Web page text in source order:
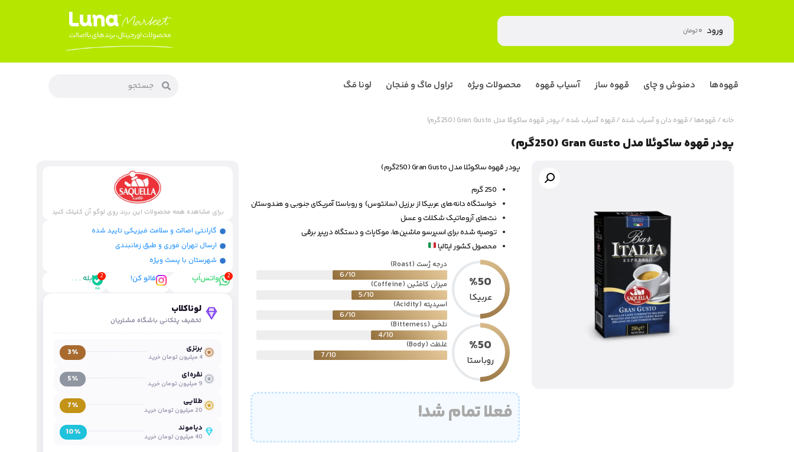
ورود ۰تومان
قهوه‌ها دمنوش و چای قهوه ساز آسیاب قهوه محصولات ویژه تراول ماگ و فنجان لونا مَگ
خانه/ قهوه‌ها /قهوه دان و آسیاب شده /قهوه آسیاب شده / پودر قهوه ساکوئلا مدل Gran Gusto (250گرم)
پودر قهوه ساکوئلا مدل Gran Gusto (250گرم)
پودر قهوه ساکوئلا مدل Gran Gusto (250گرم)
250 گرم
خواستگاه دانه‌های عربیکا از برزیل (سانتوس) و روباستا آمریکای جنوبی و هندوستان
نت‌های آروماتیک شکلات و عسل
توصیه شده برای اسپرسو ماشین‌ها، موکاپات و دستگاه دریپر برقی
محصول کشور ایتالیا
50
%
عربیکا
50
%
روباستا
درجه رُست (Roast)
6/10
میزان کافئین (Coffeine)
5/10
اسیدیته (Acidity)
6/10
تلخی (Bitterness)
4/10
غلظت (Body)
7/10
فعلا تمام شد!
برای مشاهده همه محصولات این برند روی لوگو آن کلیلک کنید
گارانتی اصالت و سلامت فیزیکی تایید شده
ارسال تهران فوری و طبق زمانبندی
شهرستان با پست ویژه
واتس‌اَپ فالو کن! بله . . .
لوناکلاب
تخفیف پلکانی باشگاه مشتریان
برنزی
4 میلیون تومان خرید
3٪
نقره‌ای
9 میلیون تومان خرید
5٪
طلایی
20 میلیون تومان خرید
7٪
دیاموند
40 میلیون تومان خرید 10٪